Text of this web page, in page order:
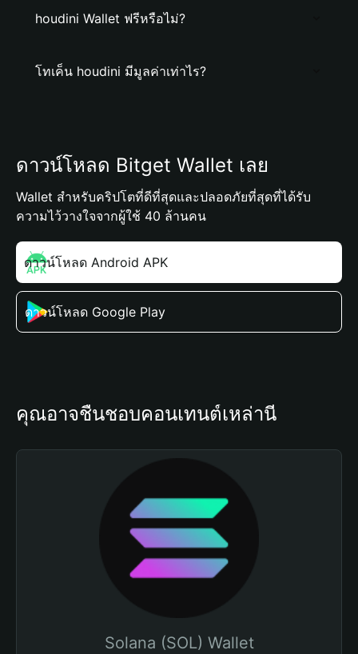
houdini Wallet ฟรีหรือไม่?
โทเค็น houdini มีมูลค่าเท่าไร?
ดาวน์โหลด Bitget Wallet เลย
Wallet สำหรับคริปโตที่ดีที่สุดและปลอดภัยที่สุดที่ได้รับ
ความไว้วางใจจากผู้ใช้ 40 ล้านคน
ดาวน์โหลด Android APK
ดาวน์โหลด Google Play
คุณอาจชื่นชอบคอนเทนต์เหล่านี้
Solana (SOL) Wallet